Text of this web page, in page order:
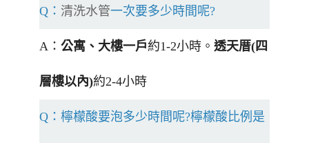
Q： 清洗水管一次要多少時間呢?
A： 公寓、大樓一戶約1-2小時。 透天厝(四
層樓以內)約2-4小時
Q：檸檬酸要泡多少時間呢?檸檬酸比例是